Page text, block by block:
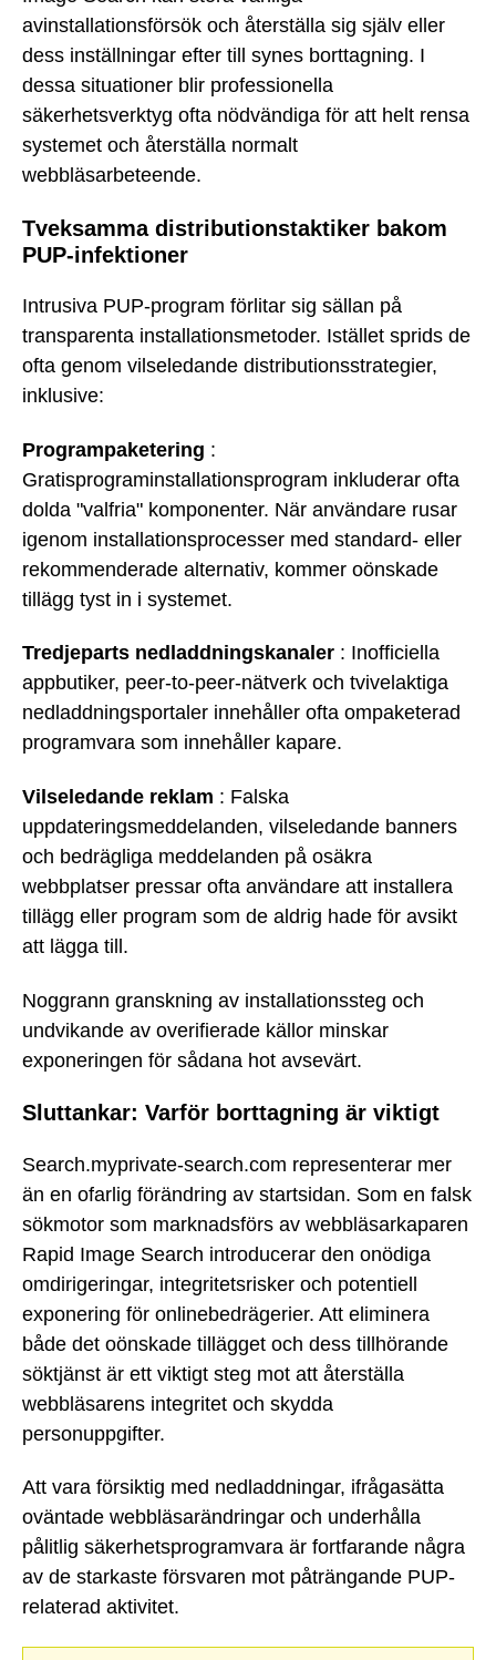
avinstallationsförsök och återställa sig själv eller
dess inställningar efter till synes borttagning. I
dessa situationer blir professionella
säkerhetsverktyg ofta nödvändiga för att helt rensa
systemet och återställa normalt
webbläsarbeteende.
Tveksamma distributionstaktiker bakom
PUP-infektioner
Intrusiva PUP-program förlitar sig sällan på
transparenta installationsmetoder. Istället sprids de
ofta genom vilseledande distributionsstrategier,
inklusive:
Programpaketering :
Gratisprograminstallationsprogram inkluderar ofta
dolda "valfria" komponenter. När användare rusar
igenom installationsprocesser med standard- eller
rekommenderade alternativ, kommer oönskade
tillägg tyst in i systemet.
Tredjeparts nedladdningskanaler : Inofficiella
appbutiker, peer-to-peer-nätverk och tvivelaktiga
nedladdningsportaler innehåller ofta ompaketerad
programvara som innehåller kapare.
Vilseledande reklam : Falska
uppdateringsmeddelanden, vilseledande banners
och bedrägliga meddelanden på osäkra
webbplatser pressar ofta användare att installera
tillägg eller program som de aldrig hade för avsikt
att lägga till.
Noggrann granskning av installationssteg och
undvikande av overifierade källor minskar
exponeringen för sådana hot avsevärt.
Sluttankar: Varför borttagning är viktigt
Search.myprivate-search.com representerar mer
än en ofarlig förändring av startsidan. Som en falsk
sökmotor som marknadsförs av webbläsarkaparen
Rapid Image Search introducerar den onödiga
omdirigeringar, integritetsrisker och potentiell
exponering för onlinebedrägerier. Att eliminera
både det oönskade tillägget och dess tillhörande
söktjänst är ett viktigt steg mot att återställa
webbläsarens integritet och skydda
personuppgifter.
Att vara försiktig med nedladdningar, ifrågasätta
oväntade webbläsarändringar och underhålla
pålitlig säkerhetsprogramvara är fortfarande några
av de starkaste försvaren mot påträngande PUP-
relaterad aktivitet.